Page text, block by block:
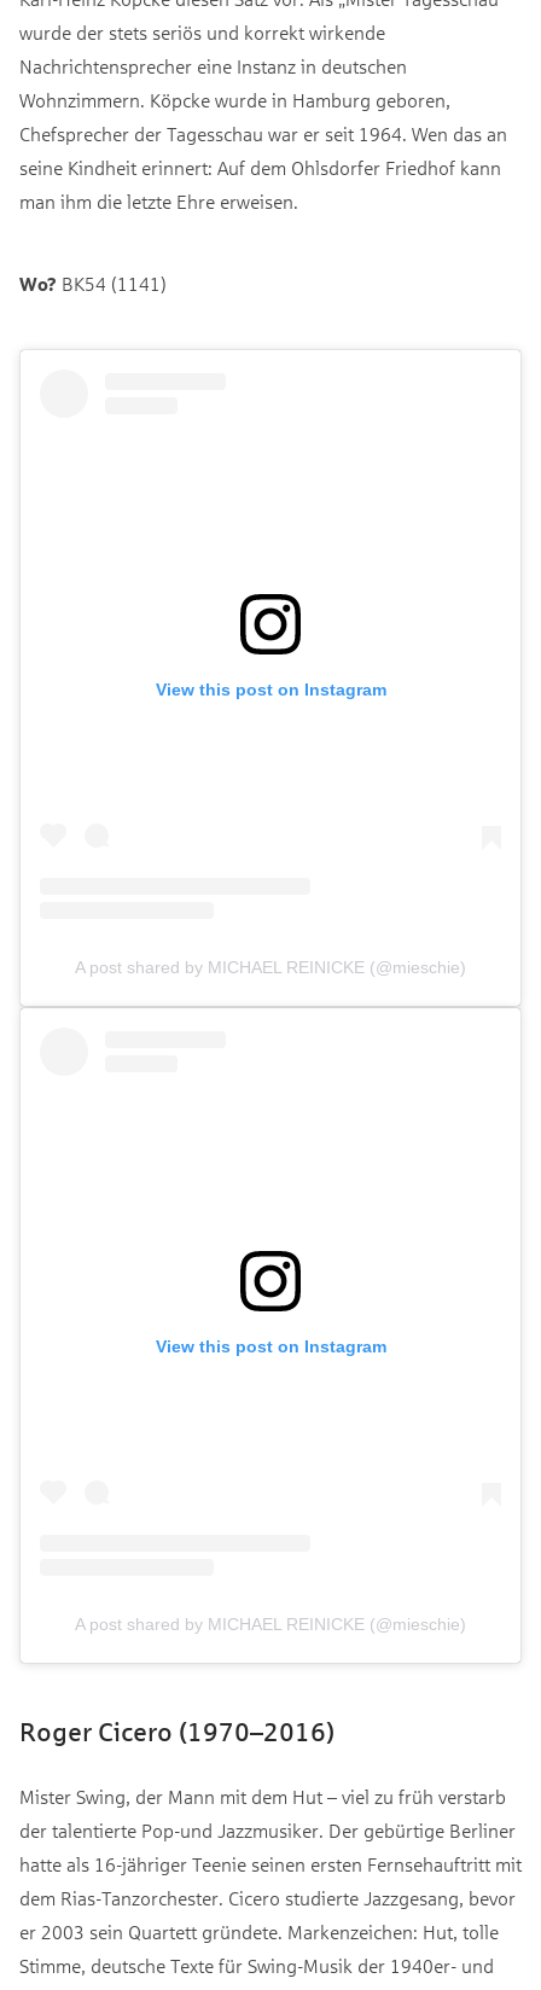
wurde der stets seriös und korrekt wirkende
Nachrichtensprecher eine Instanz in deutschen
Wohnzimmern. Köpcke wurde in Hamburg geboren,
Chefsprecher der Tagesschau war er seit 1964. Wen das an
seine Kindheit erinnert: Auf dem Ohlsdorfer Friedhof kann
man ihm die letzte Ehre erweisen.
Wo? BK54 (1141)
View this post on Instagram
A post shared by MICHAEL REINICKE (@mieschie)
View this post on Instagram
A post shared by MICHAEL REINICKE (@mieschie)
Roger Cicero (1970–2016)
Mister Swing, der Mann mit dem Hut – viel zu früh verstarb
der talentierte Pop-und Jazzmusiker. Der gebürtige Berliner
hatte als 16-jähriger Teenie seinen ersten Fernsehauftritt mit
dem Rias-Tanzorchester. Cicero studierte Jazzgesang, bevor
er 2003 sein Quartett gründete. Markenzeichen: Hut, tolle
Stimme, deutsche Texte für Swing-Musik der 1940er- und